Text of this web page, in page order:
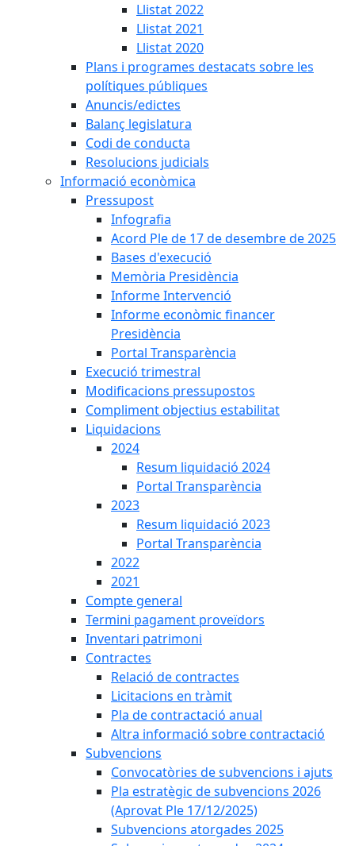
Llistat 2022
Llistat 2021
Llistat 2020
Plans i programes destacats sobre les
polítiques públiques
Anuncis/edictes
Balanç legislatura
Codi de conducta
Resolucions judicials
Informació econòmica
Pressupost
Infografia
Acord Ple de 17 de desembre de 2025
Bases d'execució
Memòria Presidència
Informe Intervenció
Informe econòmic financer
Presidència
Portal Transparència
Execució trimestral
Modificacions pressupostos
Compliment objectius estabilitat
Liquidacions
2024
Resum liquidació 2024
Portal Transparència
2023
Resum liquidació 2023
Portal Transparència
2022
2021
Compte general
Termini pagament proveïdors
Inventari patrimoni
Contractes
Relació de contractes
Licitacions en tràmit
Pla de contractació anual
Altra informació sobre contractació
Subvencions
Convocatòries de subvencions i ajuts
Pla estratègic de subvencions 2026
(Aprovat Ple 17/12/2025)
Subvencions atorgades 2025